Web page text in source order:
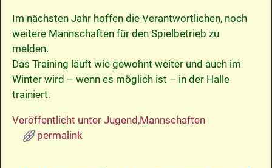
Im nächsten Jahr hoffen die Verantwortlichen, noch
weitere Mannschaften für den Spielbetrieb zu
melden.
Das Training läuft wie gewohnt weiter und auch im
Winter wird – wenn es möglich ist – in der Halle
trainiert.
Veröffentlicht unter Jugend ,Mannschaften
permalink